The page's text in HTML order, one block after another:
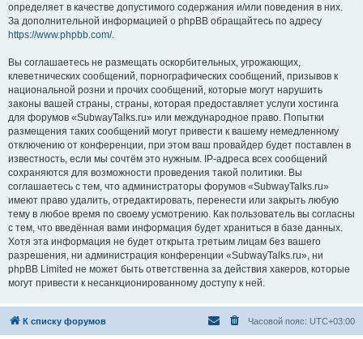
определяет в качестве допустимого содержания и/или поведения в них.
За дополнительной информацией о phpBB обращайтесь по адресу
https://www.phpbb.com/.
Вы соглашаетесь не размещать оскорбительных, угрожающих,
клеветнических сообщений, порнографических сообщений, призывов к
национальной розни и прочих сообщений, которые могут нарушить
законы вашей страны, страны, которая предоставляет услуги хостинга
для форумов «SubwayTalks.ru» или международное право. Попытки
размещения таких сообщений могут привести к вашему немедленному
отключению от конференции, при этом ваш провайдер будет поставлен в
известность, если мы сочтём это нужным. IP-адреса всех сообщений
сохраняются для возможности проведения такой политики. Вы
соглашаетесь с тем, что администраторы форумов «SubwayTalks.ru»
имеют право удалить, отредактировать, перенести или закрыть любую
тему в любое время по своему усмотрению. Как пользователь вы согласны
с тем, что введённая вами информация будет храниться в базе данных.
Хотя эта информация не будет открыта третьим лицам без вашего
разрешения, ни администрация конференции «SubwayTalks.ru», ни
phpBB Limited не может быть ответственна за действия хакеров, которые
могут привести к несанкционированному доступу к ней.
К списку форумов Часовой пояс: UTC+03:00